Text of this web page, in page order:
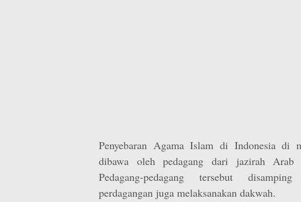
Penyebaran Agama Islam di Indonesia di
dibawa oleh pedagang dari jazirah
Pedagang-pedagang tersebut
perdagangan juga melaksanakan dakwah.